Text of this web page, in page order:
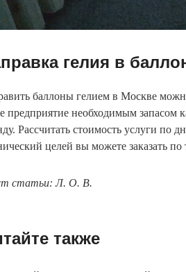
гелия в
баллоны гелием в Москве
предприятие необходимым запасом
Рассчитать стоимость услуги по
целей вы можете заказать по
статьи: Л. О. В.
также